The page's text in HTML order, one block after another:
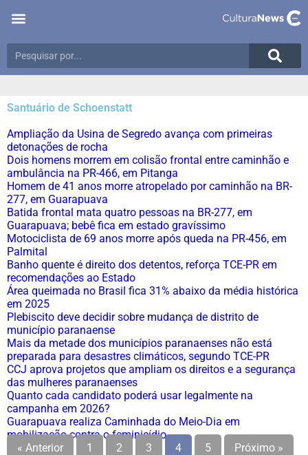
Santuário de Schoenstatt
Ampliação da Usina de Segredo avança com primeiras
detonações de rocha
Dois homens morrem em colisão frontal entre caminhão e
ambulância na PR-466, em Pitanga
Homem de 41 anos morre atropelado por caminhão na BR-
277, em Guarapuava
Batida frontal mata quatro pessoas na BR-277, em
Guarapuava; bebê fica em estado gravíssimo
Motociclista de 69 anos morre após queda na PR-456, em
Palmital
Banho quente é direito dos detentos, reforça TCE-PR em
recomendações ao Estado
Área queimada no Brasil fica 31% abaixo da média histórica
em 2025
Plebiscito deve decidir sobre mudança de distrito de
município paranaense
Mais da metade dos municípios paranaenses não está
preparada para desastres climáticos, segundo TCE-PR
CCJ aprova projetos que ampliam os direitos e a segurança
das mulheres paranaenses
Quanto cada candidato poderá usar legalmente na
campanha em 2026?
Guarapuava realiza Caminhada do Meio-Dia em
mobilização contra o feminicídio
« Anterior
1 2 3 4 5 Próximo »